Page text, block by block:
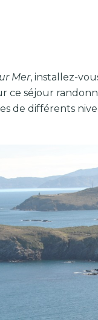
Mer, installez-
ce séjour
de différents